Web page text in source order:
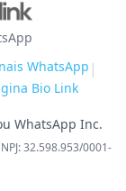
WhatsApp |
Bio Link
WhatsApp Inc.
32.598.953/0001-